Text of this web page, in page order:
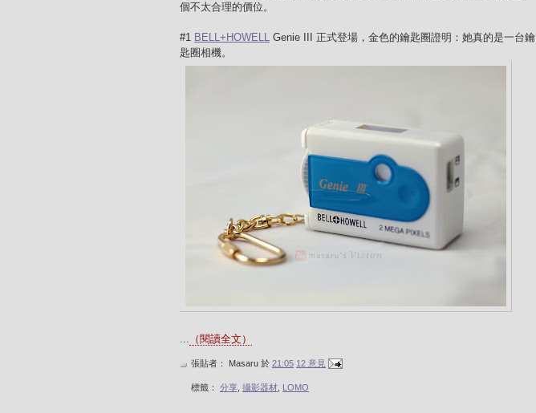
個不太合理的價位。
#1 BELL+HOWELL Genie III 正式登場，金色的鑰匙圈證明：她真的是一台鑰
匙圈相機。
... （閱讀全文）
張貼者： Masaru 於 21:05 12 意見
標籤： 分享 攝影器材 LOMO